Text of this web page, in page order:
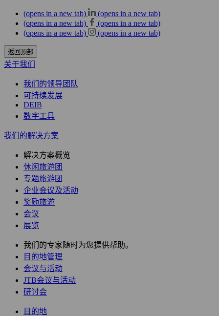
(opens in a new tab)
(opens in a new tab)
(opens in a new tab)
(opens in a new tab)
(opens in a new tab)
(opens in a new tab)
返回顶部
关于我们
我们的领导团队
可持续发展
DEIB
数字工具
我们的解决方案
解决方案概览
休闲旅游团
专题旅游团
企业会议及活动
奖励旅游
会议
展览
我们的专家随时为您提供帮助。
目的地管理
会议与活动
JTB会议与活动
研讨会
目的地